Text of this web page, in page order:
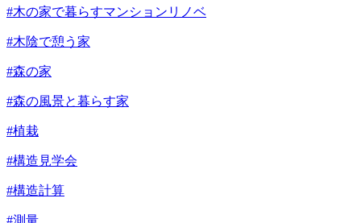
#木の家で暮らすマンションリノベ
#木陰で憩う家
#森の家
#森の風景と暮らす家
#植栽
#構造見学会
#構造計算